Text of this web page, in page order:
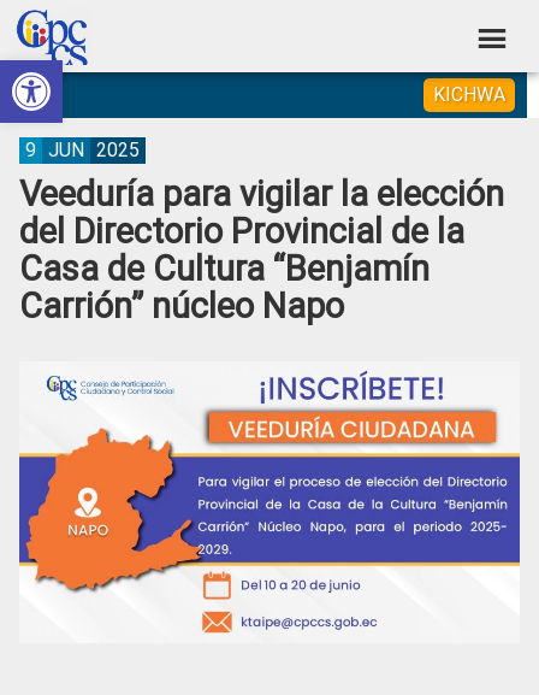
Abrir barra de herramientas
Skip
to
primary
navigation
Skip
to
main
content
Skip
to
primary
sidebar
Skip
to
footer
Consejo
de
Participación
Ciudadana
Control
Social
Construyendo
Poder
Ciudadano
KICHWA
Veeduría para vigilar la elección
del Directorio Provincial de la
Casa de Cultura “Benjamín
Carrión” núcleo Napo
9 JUN 2025